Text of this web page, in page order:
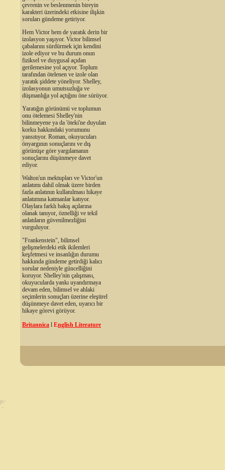
çevrenin ve beslenmenin bireyin
karakteri üzerindeki etkisine ilişkin
soruları gündeme getiriyor.
Hem Victor hem de yaratık derin bir
izolasyon yaşıyor. Victor bilimsel
çabalarını sürdürmek için kendini
izole ediyor ve bu durum onun
fiziksel ve duygusal açıdan
gerilemesine yol açıyor. Toplum
tarafından ötelenen ve izole olan
yaratık şiddete yöneliyor. Shelley,
izolasyonun umutsuzluğa ve
düşmanlığa yol açtığını öne sürüyor.
Yaratığın görünümü ve toplumun
onu ötelemesi Shelley'nin
bilinmeyene ya da 'öteki'ne duyulan
korku hakkındaki yorumunu
yansıtıyor. Roman, okuyucuları
önyargının sonuçlarını ve dış
görünüşe göre yargılamanın
sonuçlarını düşünmeye davet
ediyor.
Walton'un mektupları ve Victor'un
anlatımı dahil olmak üzere birden
fazla anlatının kullanılması hikaye
anlatımına katmanlar katıyor.
Olaylara farklı bakış açılarına
olanak tanıyor, öznelliği ve tekil
anlatıların güvenilmezliğini
vurguluyor.
"Frankenstein", bilimsel
gelişmelerdeki etik ikilemleri
keşfetmesi ve insanlığın durumu
hakkında gündeme getirdiği kalıcı
sorular nedeniyle güncelliğini
koruyor. Shelley'nin çalışması,
okuyucularda yankı uyandırmaya
devam eden, bilimsel ve ahlaki
seçimlerin sonuçları üzerine eleştirel
düşünmeye davet eden, uyarıcı bir
hikaye görevi görüyor.
Britannica l English Literature